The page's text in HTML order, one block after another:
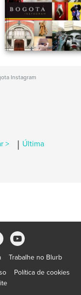
Instagram
> | Última
Trabalhe no Blurb
Política de cookies